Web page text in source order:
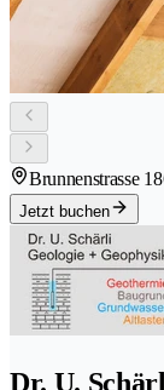
Brunnenstrasse 1
Jetzt buchen
Dr. U.